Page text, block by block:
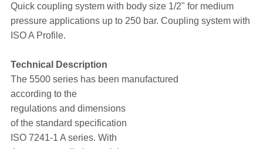
Quick coupling system with body size 1/2" for medium
pressure applications up to 250 bar. Coupling system with
ISO A Profile.
Technical Description
The 5500 series has been manufactured
according to the
regulations and dimensions
of the standard specification
ISO 7241-1 A series. With